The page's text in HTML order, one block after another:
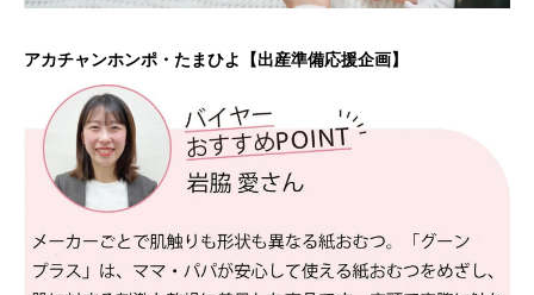
アカチャンホンポ・たまひよ【出産準備応援企画】